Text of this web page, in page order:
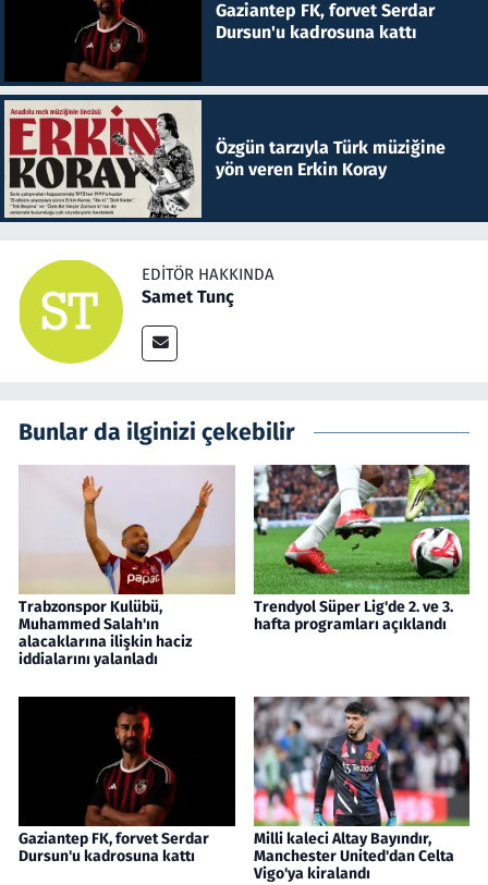
Gaziantep FK, forvet Serdar
Dursun'u kadrosuna kattı
Özgün tarzıyla Türk müziğine
yön veren Erkin Koray
EDITÖR HAKKINDA
Samet Tunç
Bunlar da ilginizi çekebilir
Trabzonspor Kulübü,
Muhammed Salah'ın
alacaklarına ilişkin haciz
iddialarını yalanladı
Trendyol Süper Lig'de 2. ve 3.
hafta programları açıklandı
Gaziantep FK, forvet Serdar
Dursun'u kadrosuna kattı
Milli kaleci Altay Bayındır,
Manchester United'dan Celta
Vigo'ya kiralandı